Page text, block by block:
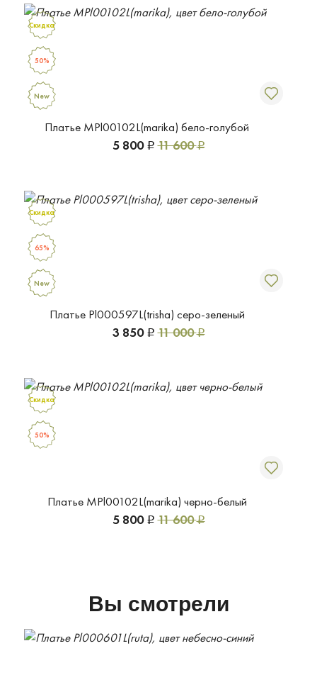
Платье MPl00102L(marika) бело-голубой
5 800 Р 11 600Р
Скидка
50%
New
Платье Pl000597L(trisha) серо-зеленый
3 850 Р 11 000Р
Скидка
65%
New
Платье MPl00102L(marika) черно-белый
5 800 Р 11 600Р
Скидка
50%
Вы смотрели